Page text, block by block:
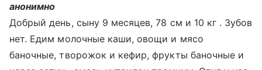
анонимно
Добрый день, сыну 9 месяцев, 78 см и 10 кг . Зубов
нет. Едим молочные каши, овощи и мясо
баночные, творожок и кефир, фрукты баночные и